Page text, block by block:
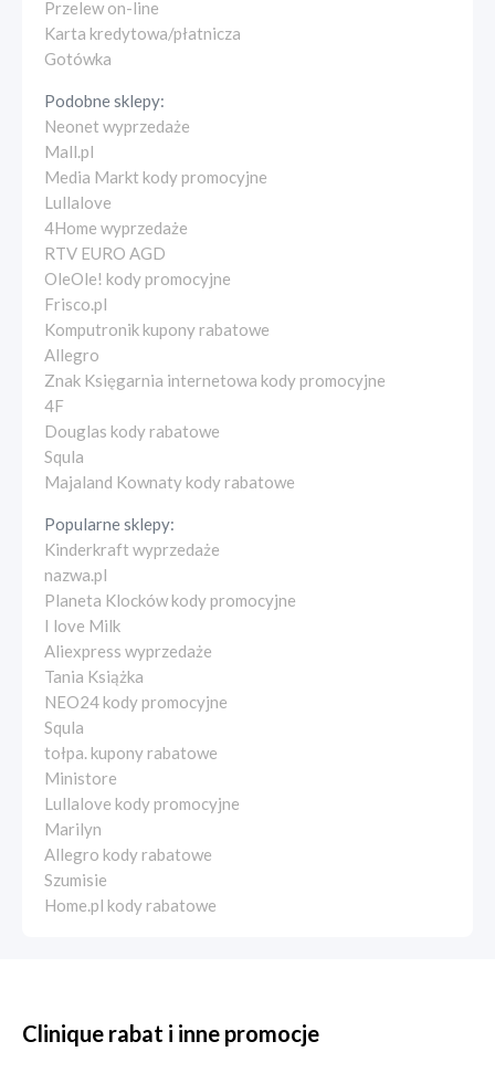
Przelew on-line
Karta kredytowa/płatnicza
Gotówka
Podobne sklepy:
Neonet wyprzedaże
Mall.pl
Media Markt kody promocyjne
Lullalove
4Home wyprzedaże
RTV EURO AGD
OleOle! kody promocyjne
Frisco.pl
Komputronik kupony rabatowe
Allegro
Znak Księgarnia internetowa kody promocyjne
4F
Douglas kody rabatowe
Squla
Majaland Kownaty kody rabatowe
Popularne sklepy:
Kinderkraft wyprzedaże
nazwa.pl
Planeta Klocków kody promocyjne
I love Milk
Aliexpress wyprzedaże
Tania Książka
NEO24 kody promocyjne
Squla
tołpa. kupony rabatowe
Ministore
Lullalove kody promocyjne
Marilyn
Allegro kody rabatowe
Szumisie
Home.pl kody rabatowe
Clinique rabat i inne promocje